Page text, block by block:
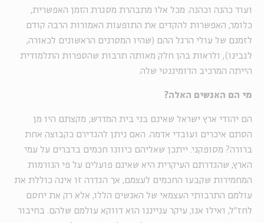
ועוד כהנה וכהנה. מכל אלו מתבהרת מסגרת הזמן האפשרית,
כלומר, האפשרות להקדים את התופעות האמורות הרבה קודם
לזמנם של עולי הרגל ההם (שהיו המסרנים הראשונים לכאורה,
לגבינו), ולראות בהן חלק מאותה תרבות שהספרות התלמודית
הייתה המרכיב הדומיננטי שלה.
מי הם האנשים האלה?
הם יהודי ארץ ישראל שאינם בני בית המדרש; מקצתם היו מן
הסתם איכרים ועובדי אדמה. האם ניתן להגדירם כקבוצה אחת
ברורה? מסופקני. ייתכן שאליהם כיוונו חכמים בדברים על עמי
הארץ, שהגדרתם העיקרית היא שאינם פועלים על פי הנורמות
המחמירות שקבעו החכמים לעצמם, אך הגדרה זו אינה כוללת את
עולמם התרבותי העצמאי של האנשים הללו, אלא רק את יחסם
לחז"ל, ואילו אנו, עיקר ענייננו הוא דווקא עולמם שלהם. בחיבור